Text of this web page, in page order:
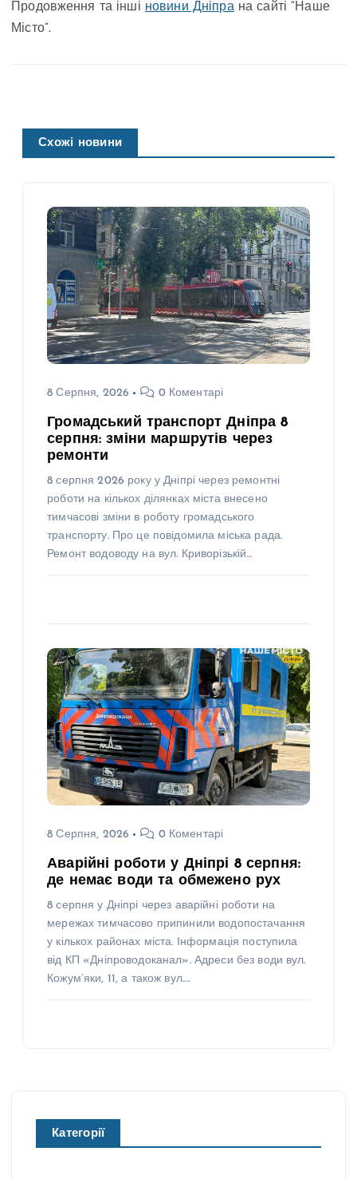
Продовження та інші новини Дніпрана сайті “Наше
Місто”.
Схожі новини
8 Серпня, 2026 0 Коментарі
Громадський транспорт Дніпра 8
серпня: зміни маршрутів через
ремонти
8 серпня 2026 року у Дніпрі через ремонтні
роботи на кількох ділянках міста внесено
тимчасові зміни в роботу громадського
транспорту. Про це повідомила міська рада.
Ремонт водоводу на вул. Криворізькій…
8 Серпня, 2026 0 Коментарі
Аварійні роботи у Дніпрі 8 серпня:
де немає води та обмежено рух
8 серпня у Дніпрі через аварійні роботи на
мережах тимчасово припинили водопостачання
у кількох районах міста. Інформація поступила
від КП «Дніпроводоканал». Адреси без води вул.
Кожум’яки, 11, а також вул.…
Категорії